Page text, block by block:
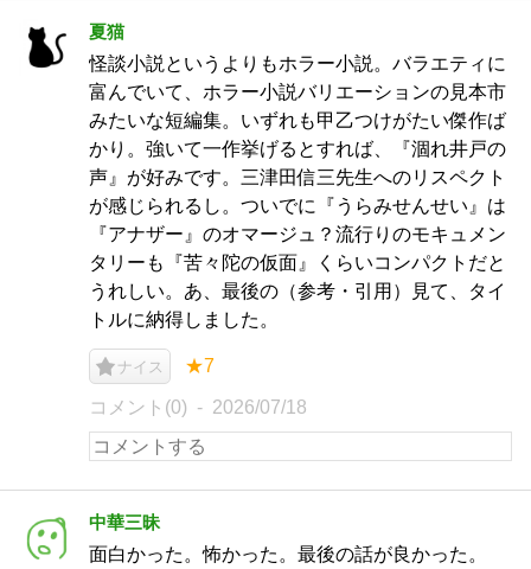
夏猫
怪談小説というよりもホラー小説。バラエティに
富んでいて、ホラー小説バリエーションの見本市
みたいな短編集。いずれも甲乙つけがたい傑作ば
かり。強いて一作挙げるとすれば、『涸れ井戸の
声』が好みです。三津田信三先生へのリスペクト
が感じられるし。ついでに『うらみせんせい』は
『アナザー』のオマージュ？流行りのモキュメン
タリーも『苦々陀の仮面』くらいコンパクトだと
うれしい。あ、最後の（参考・引用）見て、タイ
トルに納得しました。
ナイス ★7
コメント(0) 2026/07/18
中華三昧
面白かった。怖かった。最後の話が良かった。